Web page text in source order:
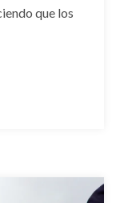
que los